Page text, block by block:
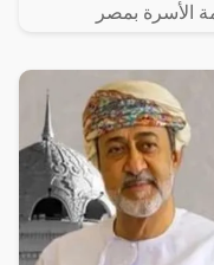
محكمة الأسرة بمصر